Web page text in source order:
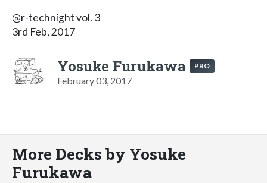
@r-technight vol. 3
3rd Feb, 2017
Yosuke Furukawa PRO
February 03, 2017
More Decks by Yosuke
Furukawa